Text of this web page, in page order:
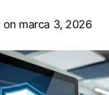
on marca 3, 2026